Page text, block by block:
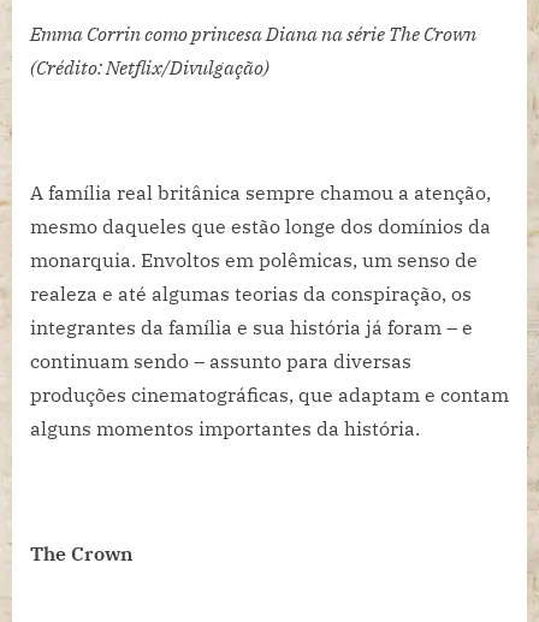
Emma Corrin como princesa Diana na série The Crown
(Crédito: Netflix/Divulgação)
A família real britânica sempre chamou a atenção,
mesmo daqueles que estão longe dos domínios da
monarquia. Envoltos em polêmicas, um senso de
realeza e até algumas teorias da conspiração, os
integrantes da família e sua história já foram – e
continuam sendo – assunto para diversas
produções cinematográficas, que adaptam e contam
alguns momentos importantes da história.
The Crown